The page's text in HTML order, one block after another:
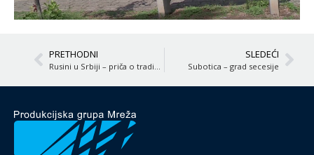
PRETHODNI SLEDEĆI
Subotica – grad secesije